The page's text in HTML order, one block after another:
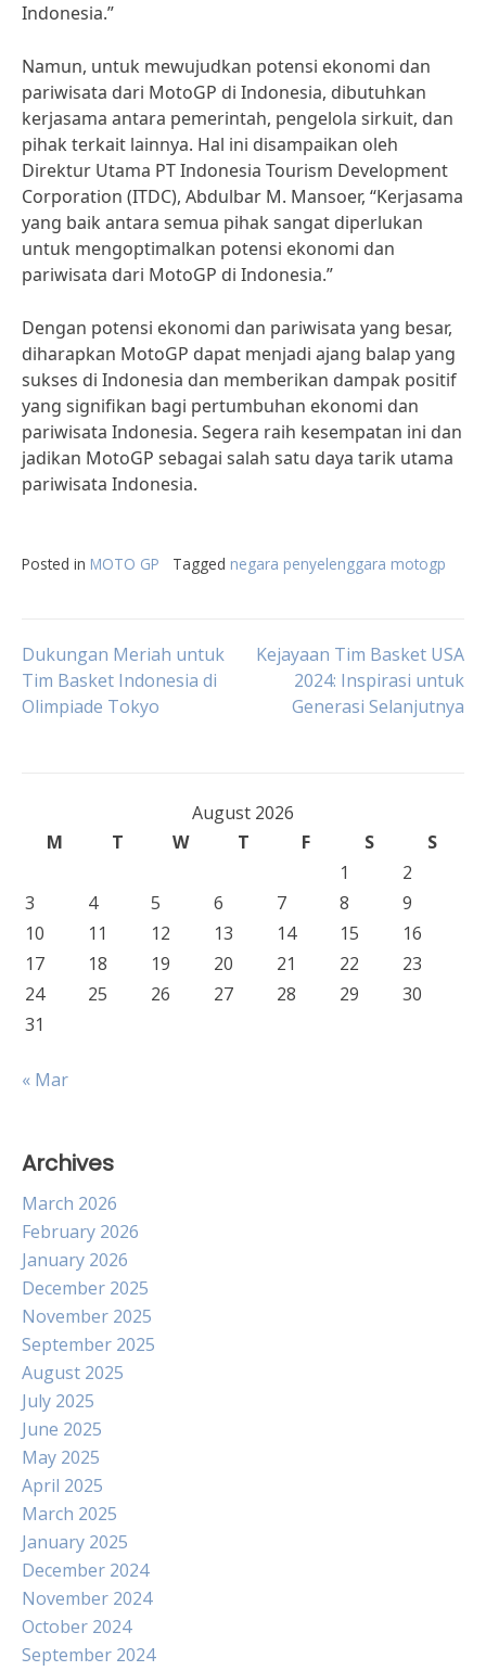
Indonesia.”
Namun, untuk mewujudkan potensi ekonomi dan
pariwisata dari MotoGP di Indonesia, dibutuhkan
kerjasama antara pemerintah, pengelola sirkuit, dan
pihak terkait lainnya. Hal ini disampaikan oleh
Direktur Utama PT Indonesia Tourism Development
Corporation (ITDC), Abdulbar M. Mansoer, “Kerjasama
yang baik antara semua pihak sangat diperlukan
untuk mengoptimalkan potensi ekonomi dan
pariwisata dari MotoGP di Indonesia.”
Dengan potensi ekonomi dan pariwisata yang besar,
diharapkan MotoGP dapat menjadi ajang balap yang
sukses di Indonesia dan memberikan dampak positif
yang signifikan bagi pertumbuhan ekonomi dan
pariwisata Indonesia. Segera raih kesempatan ini dan
jadikan MotoGP sebagai salah satu daya tarik utama
pariwisata Indonesia.
Posted in MOTO GP Tagged negara penyelenggara motogp
Post
navigation
Dukungan Meriah untuk
Tim Basket Indonesia di
Olimpiade Tokyo
Kejayaan Tim Basket USA
2024: Inspirasi untuk
Generasi Selanjutnya
August 2026
M
T W T F S
S
1
2
3
4 5 6 7 8
9
10
11 12 13 14 15
16
17
18 19 20 21 22
23
24
25 26 27 28 29
30
31
« Mar
Archives
March 2026
February 2026
January 2026
December 2025
November 2025
September 2025
August 2025
July 2025
June 2025
May 2025
April 2025
March 2025
January 2025
December 2024
November 2024
October 2024
September 2024